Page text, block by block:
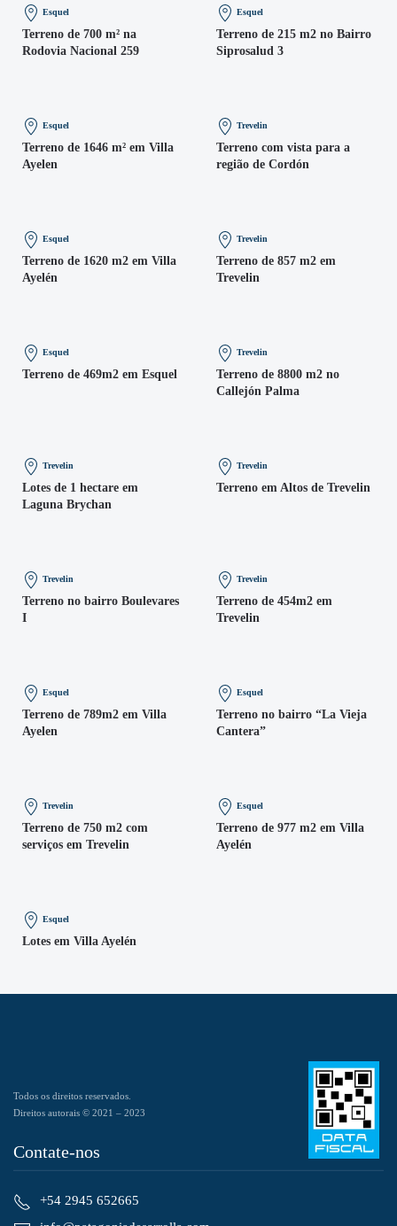
Esquel
Terreno de 700 m² na
Rodovia Nacional 259
Esquel
Terreno de 215 m2 no Bairro
Siprosalud 3
Esquel
Terreno de 1646 m² em Villa
Ayelen
Trevelin
Terreno com vista para a
região de Cordón
Esquel
Terreno de 1620 m2 em Villa
Ayelén
Trevelin
Terreno de 857 m2 em
Trevelin
Esquel
Terreno de 469m2 em Esquel
Trevelin
Terreno de 8800 m2 no
Callejón Palma
Trevelin
Lotes de 1 hectare em
Laguna Brychan
Trevelin
Terreno em Altos de Trevelin
Trevelin
Terreno no bairro Boulevares
I
Trevelin
Terreno de 454m2 em
Trevelin
Esquel
Terreno de 789m2 em Villa
Ayelen
Esquel
Terreno no bairro “La Vieja
Cantera”
Trevelin
Terreno de 750 m2 com
serviços em Trevelin
Esquel
Terreno de 977 m2 em Villa
Ayelén
Esquel
Lotes em Villa Ayelén
Todos os direitos reservados.
Direitos autorais © 2021 – 2023
Contate-nos
+54 2945 652665